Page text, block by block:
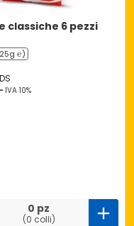
classiche 6 pezzi
℮)
IVA 10%
0 pz
(0 colli)